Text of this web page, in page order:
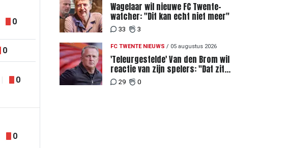
0
0
0
0
Wagelaar wil nieuwe FC Twente-
watcher: "Dit kan echt niet meer"
33 3
FC TWENTE NIEUWS / 05 augustus 2026
'Teleurgestelde' Van den Brom wil
reactie van zijn spelers: "Dat zit
bij mij het meeste diep"
29 0